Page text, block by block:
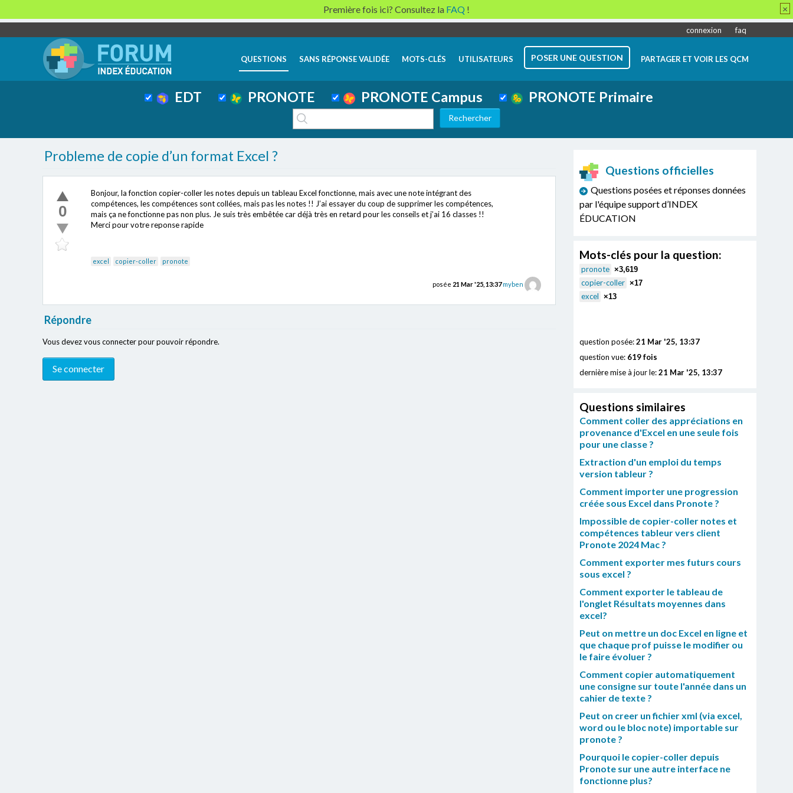
connexion faq
QUESTIONS SANS RÉPONSE VALIDÉE MOTS-CLÉS UTILISATEURS POSER UNE QUESTION PARTAGER ET VOIR LES QCM
EDT PRONOTE PRONOTE Campus PRONOTE Primaire
Probleme de copie d’un format Excel ?
0
Bonjour, la fonction copier-coller les notes depuis un tableau Excel fonctionne, mais avec une note intégrant des
compétences, les compétences sont collées, mais pas les notes !! J’ai essayer du coup de supprimer les compétences,
mais ça ne fonctionne pas non plus. Je suis très embêtée car déjà très en retard pour les conseils et j’ai 16 classes !!
Merci pour votre reponse rapide
excel copier-coller pronote
posée 21 Mar '25, 13:37myben
Répondre
Vous devez vous connecter pour pouvoir répondre.
Questions officielles
Questions posées et réponses données
par l'équipe support d’INDEX
ÉDUCATION
Mots-clés pour la question:
pronote ×3,619
copier-coller ×17
excel ×13
question posée:21 Mar '25, 13:37
question vue: 619 fois
dernière mise à jour le:21 Mar '25, 13:37
Questions similaires
Comment coller des appréciations en
provenance d'Excel en une seule fois
pour une classe ?
Extraction d'un emploi du temps
version tableur ?
Comment importer une progression
créée sous Excel dans Pronote ?
Impossible de copier-coller notes et
compétences tableur vers client
Pronote 2024 Mac ?
Comment exporter mes futurs cours
sous excel ?
Comment exporter le tableau de
l'onglet Résultats moyennes dans
excel?
Peut on mettre un doc Excel en ligne et
que chaque prof puisse le modifier ou
le faire évoluer ?
Comment copier automatiquement
une consigne sur toute l'année dans un
cahier de texte ?
Peut on creer un fichier xml (via excel,
word ou le bloc note) importable sur
pronote ?
Pourquoi le copier-coller depuis
Pronote sur une autre interface ne
fonctionne plus?
Première fois ici? Consultez la FAQ ! ×